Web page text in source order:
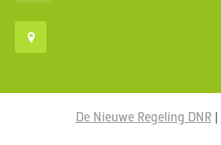
De Nieuwe Regeling DNR|